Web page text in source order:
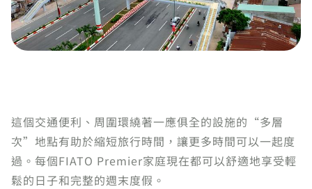
這個交通便利、周圍環繞著一應俱全的設施的“多層
次”地點有助於縮短旅行時間，讓更多時間可以一起度
過。每個FIATO Premier家庭現在都可以舒適地享受輕
鬆的日子和完整的週末度假。